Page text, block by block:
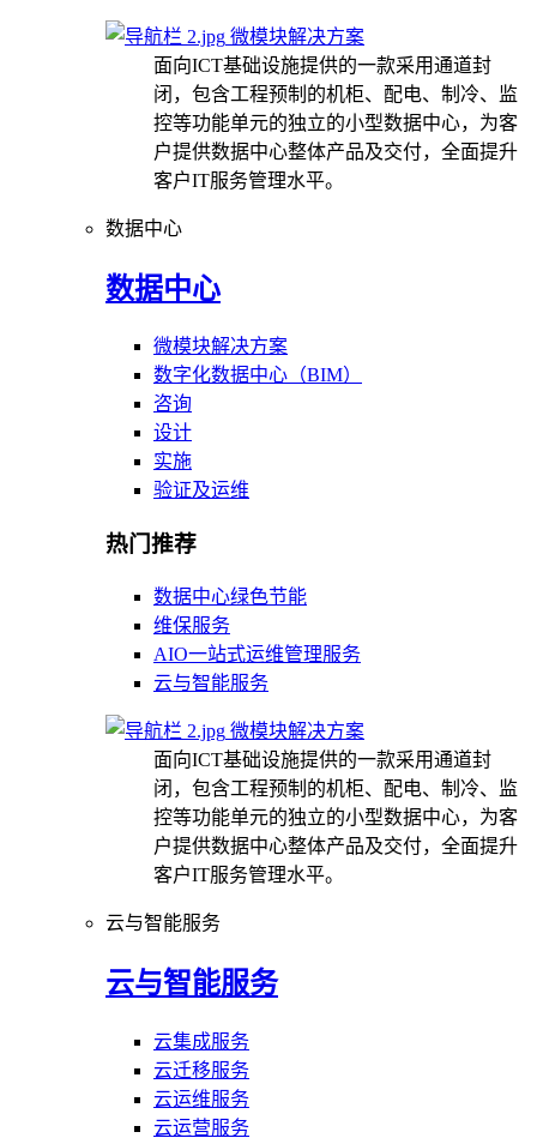
微模块解决方案
面向ICT基础设施提供的一款采用通道封
闭，包含工程预制的机柜、配电、制冷、监
控等功能单元的独立的小型数据中心，为客
户提供数据中心整体产品及交付，全面提升
客户IT服务管理水平。
数据中心
数据中心
微模块解决方案
数字化数据中心（BIM）
咨询
设计
实施
验证及运维
热门推荐
数据中心绿色节能
维保服务
AIO一站式运维管理服务
云与智能服务
微模块解决方案
面向ICT基础设施提供的一款采用通道封
闭，包含工程预制的机柜、配电、制冷、监
控等功能单元的独立的小型数据中心，为客
户提供数据中心整体产品及交付，全面提升
客户IT服务管理水平。
云与智能服务
云与智能服务
云集成服务
云迁移服务
云运维服务
云运营服务